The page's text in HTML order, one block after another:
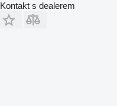
Kontakt s dealerem